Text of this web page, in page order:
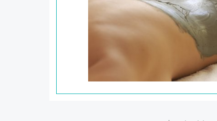
esclusivi per chi
Riccione Terme.